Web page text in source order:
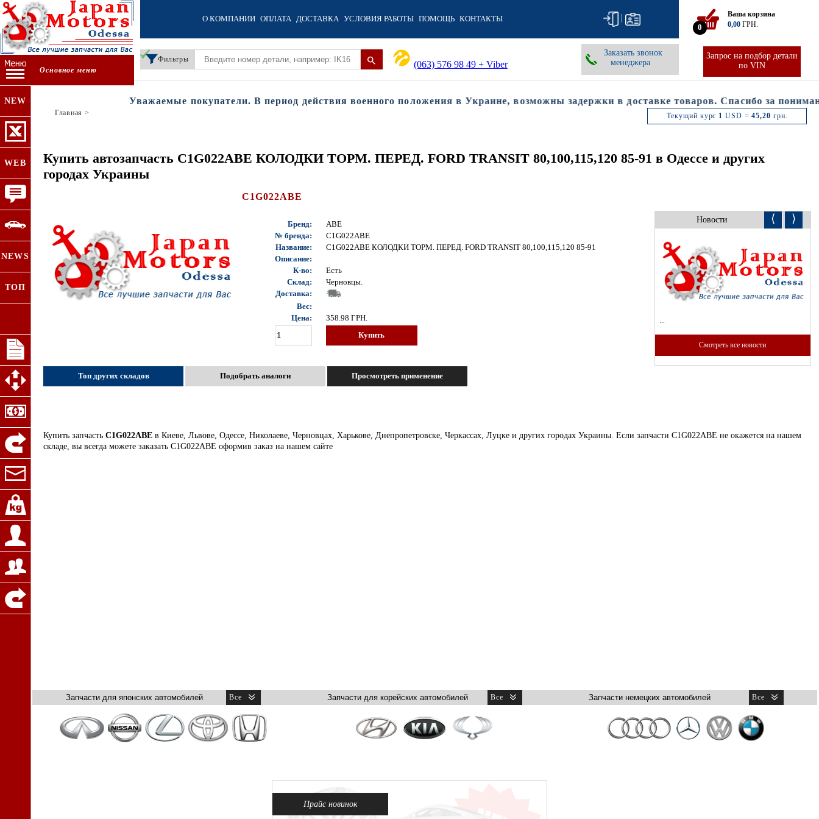
О КОМПАНИИ ОПЛАТА ДОСТАВКА УСЛОВИЯ РАБОТЫ ПОМОЩЬ КОНТАКТЫ |
Фильтры
(063) 576 98 49 + Viber
Запрос на подбор детали
по VIN
Заказать звонок
менеджера
0
Ваша корзина
0,00 ГРН.
Основное меню
NEW
WEB
NEWS
ТОП
Уважаемые покупатели. В период действия военного положения в Украине, возможны задержки в доставке товаров. Спасибо за
Главная > Текущий курс 1 USD =45,20 грн.
Купить автозапчасть C1G022ABE КОЛОДКИ ТОРМ. ПЕРЕД. FORD TRANSIT 80,100,115,120 85-91 в Одессе и других
городах Украины
C1G022ABE
Бренд:
ABE
№ бренда:
C1G022ABE
Название:
C1G022ABE КОЛОДКИ ТОРМ. ПЕРЕД. FORD TRANSIT 80,100,115,120 85-91
Описание:
К-во:
Есть
Склад:
Черновцы.
Доставка:
Вес:
Цена:
358.98 ГРН.
Купить
Топ других складов Подобрать аналоги Просмотреть применение
Новости ⟨ ⟩
Смотреть все новости
Купить запчастьC1G022ABE в Киеве, Львове, Одессе, Николаеве, Черновцах, Харькове, Днепропетровске, Черкассах, Луцке и других городах Украины. Если запчасти C1G022ABE не окажется на нашем
складе, вы всегда можете заказать C1G022ABE оформив заказ на нашем сайте
Прайс новинок